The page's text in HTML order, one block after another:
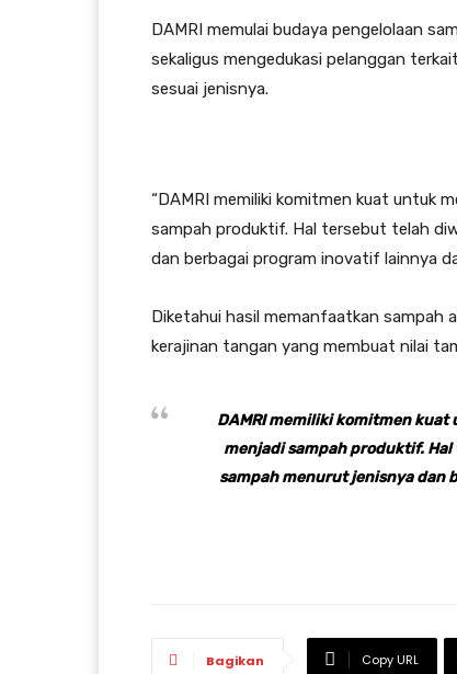
DAMRI memulai budaya pengelolaan
sekaligus mengedukasi pelanggan
sesuai jenisnya.
“DAMRI memiliki komitmen kuat untuk
sampah produktif. Hal tersebut telah
dan berbagai program inovatif lainnya
Diketahui hasil memanfaatkan sampah
kerajinan tangan yang membuat nilai
DAMRI memiliki komitmen
menjadi sampah produktif.
sampah menurut jenisnya dan
Bagikan Copy URL